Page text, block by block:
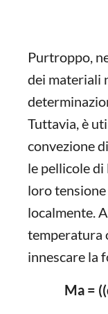
Purtroppo,
dei materiali
Tuttavia, è
convezione
le pellicole
loro
localmente.
temperatura
innescare la
Ma =